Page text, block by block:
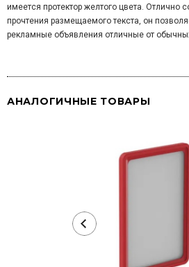
имеется протектор желтого цвета. Отлично
прочтения размещаемого текста, он
рекламные объявления отличные от
АНАЛОГИЧНЫЕ ТОВАРЫ